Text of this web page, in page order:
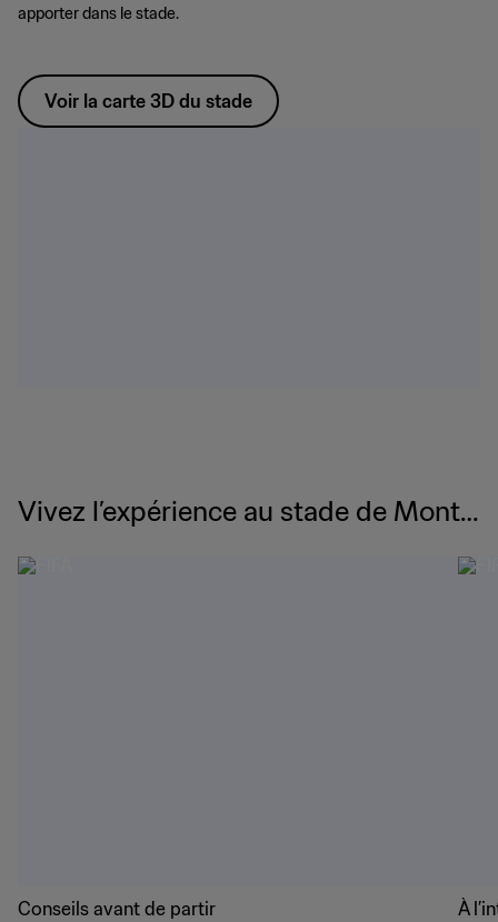
apporter dans le stade.
Voir la carte 3D du stade
Vivez l’expérience au stade de Monte
Conseils avant de partir À